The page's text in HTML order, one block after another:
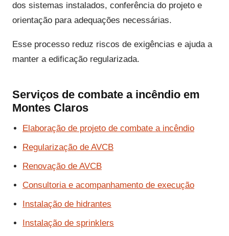
dos sistemas instalados, conferência do projeto e
orientação para adequações necessárias.
Esse processo reduz riscos de exigências e ajuda a
manter a edificação regularizada.
Serviços de combate a incêndio em
Montes Claros
Elaboração de projeto de combate a incêndio
Regularização de AVCB
Renovação de AVCB
Consultoria e acompanhamento de execução
Instalação de hidrantes
Instalação de sprinklers